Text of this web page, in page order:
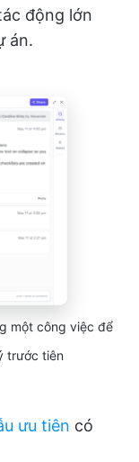
động lớn
án.
một công việc để
trước tiên
ưu tiên có